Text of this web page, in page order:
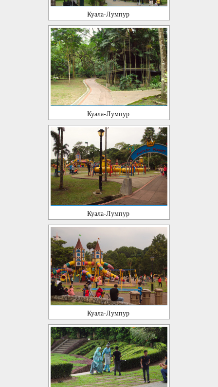
Куала-Лумпур
Куала-Лумпур
Куала-Лумпур
Куала-Лумпур